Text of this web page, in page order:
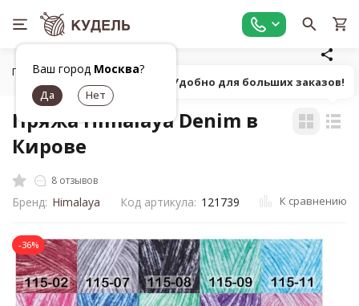
Ваш город Москва?
Главная Все для вязания
Пряжа Himalaya Denim в
Кирове
8 отзывов
Бренд: Himalaya Код артикула: 121739 К сравнению
-36%
Попробуй! Удобно для больших заказов!